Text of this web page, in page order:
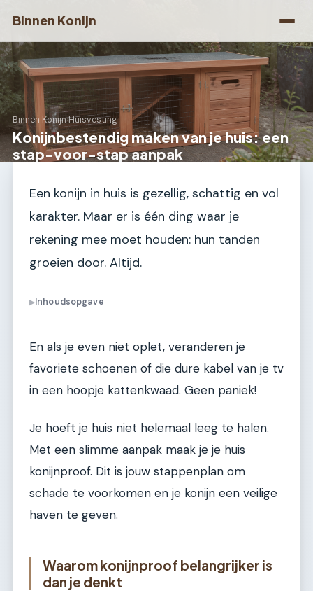
Binnen Konijn
Binnen Konijn›Huisvesting
Konijnbestendig maken van je huis: een
stap-voor-stap aanpak
Een konijn in huis is gezellig, schattig en vol
karakter. Maar er is één ding waar je
rekening mee moet houden: hun tanden
groeien door. Altijd.
▶Inhoudsopgave
En als je even niet oplet, veranderen je
favoriete schoenen of die dure kabel van je tv
in een hoopje kattenkwaad. Geen paniek!
Je hoeft je huis niet helemaal leeg te halen.
Met een slimme aanpak maak je je huis
konijnproof. Dit is jouw stappenplan om
schade te voorkomen en je konijn een veilige
haven te geven.
Waarom konijnproof belangrijker is
dan je denkt